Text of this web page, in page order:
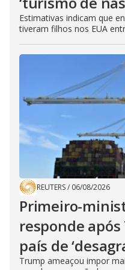
Estimativas indicam que
tiveram filhos nos EUA
REUTERS/ 06/08/2026
Primeiro-
responde
país de
Trump ameaçou impor